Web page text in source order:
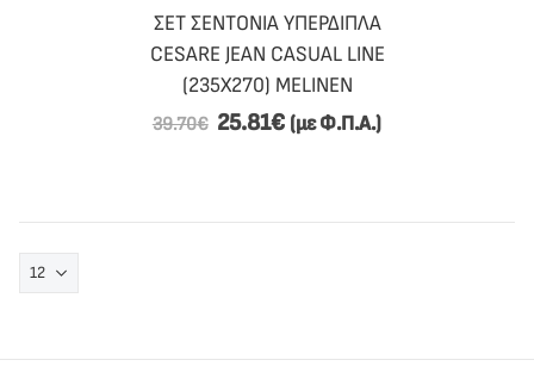
ΣΕΤ ΣΕΝΤΟΝΙΑ ΥΠΕΡΔΙΠΛΑ
CESARE JEAN CASUAL LINE
(235X270) MELINEN
39.70€ 25.81€ (με Φ.Π.Α.)